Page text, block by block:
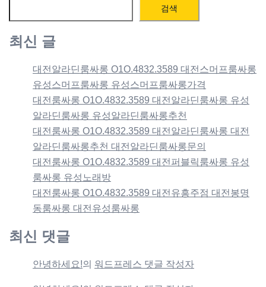
검색
최신 글
대전알라딘룸싸롱 O1O.4832.3589 대전스머프룸싸롱
유성스머프룸싸롱 유성스머프룸싸롱가격
대전룸싸롱 O1O.4832.3589 대전알라딘룸싸롱 유성
알라딘룸싸롱 유성알라딘룸싸롱추천
대전룸싸롱 O1O.4832.3589 대전알라딘룸싸롱 대전
알라딘룸싸롱추천 대전알라딘룸싸롱문의
대전룸싸롱 O1O.4832.3589 대전퍼블릭룸싸롱 유성
룸싸롱 유성노래방
대전룸싸롱 O1O.4832.3589 대전유흥주점 대전봉명
동룸싸롱 대전유성룸싸롱
최신 댓글
안녕하세요!의 워드프레스 댓글 작성자